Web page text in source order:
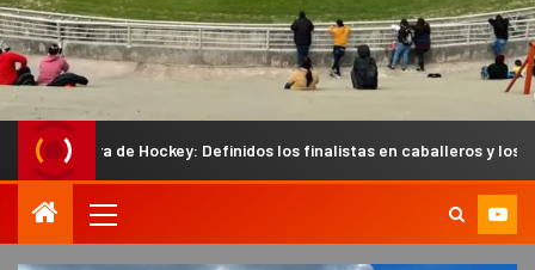
Hockey: Definidos los finalistas en caballeros y los semifinalistas en